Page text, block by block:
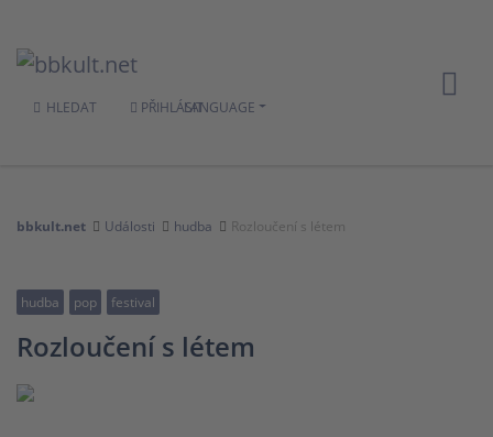
HLEDAT PŘIHLÁSITLANGUAGE
bbkult.net Události hudba Rozloučení s létem
hudba pop festival
Rozloučení s létem